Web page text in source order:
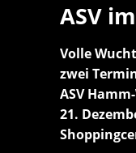
ASV
Volle
zwei
ASV
21.